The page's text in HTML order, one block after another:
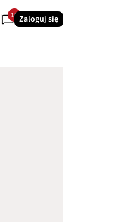
19Zaloguj się